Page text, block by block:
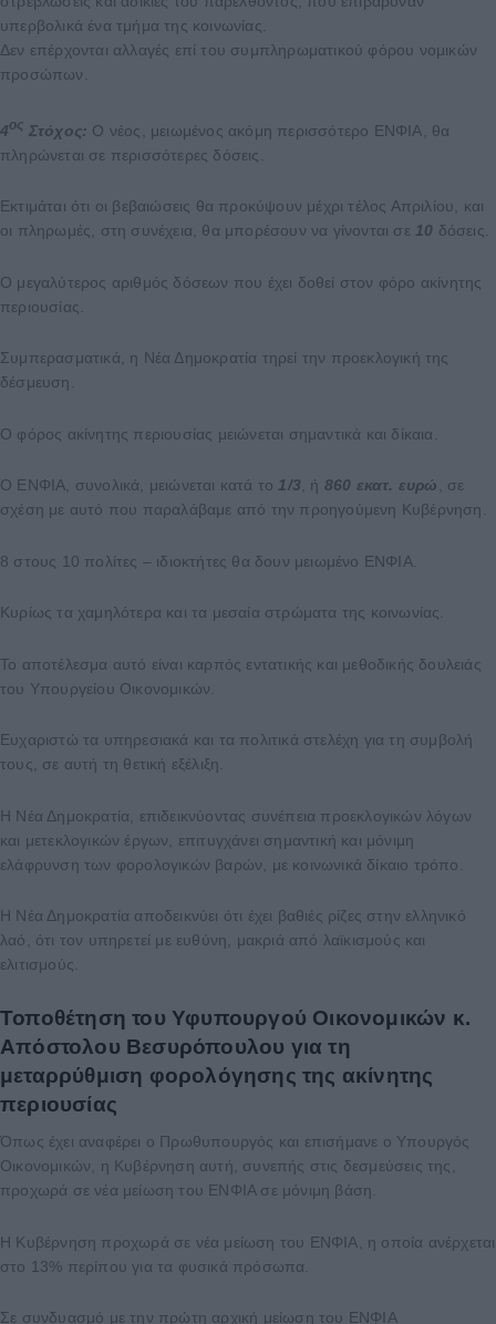
υπερβολικά ένα τμήμα της κοινωνίας.
Δεν επέρχονται αλλαγές επί του συμπληρωματικού φόρου νομικών
προσώπων.
4ος Στόχος: Ο νέος, μειωμένος ακόμη περισσότερο ΕΝΦΙΑ, θα
πληρώνεται σε περισσότερες δόσεις.
Εκτιμάται ότι οι βεβαιώσεις θα προκύψουν μέχρι τέλος Απριλίου, και
οι πληρωμές, στη συνέχεια, θα μπορέσουν να γίνονται σε 10 δόσεις.
Ο μεγαλύτερος αριθμός δόσεων που έχει δοθεί στον φόρο ακίνητης
περιουσίας.
Συμπερασματικά, η Νέα Δημοκρατία τηρεί την προεκλογική της
δέσμευση.
Ο φόρος ακίνητης περιουσίας μειώνεται σημαντικά και δίκαια.
Ο ΕΝΦΙΑ, συνολικά, μειώνεται κατά το 1/3 , ή 860 εκατ. ευρώ
, σε
σχέση με αυτό που παραλάβαμε από την προηγούμενη Κυβέρνηση.
8 στους 10 πολίτες – ιδιοκτήτες θα δουν μειωμένο ΕΝΦΙΑ.
Κυρίως τα χαμηλότερα και τα μεσαία στρώματα της κοινωνίας.
Το αποτέλεσμα αυτό είναι καρπός εντατικής και μεθοδικής δουλειάς
του Υπουργείου Οικονομικών.
Ευχαριστώ τα υπηρεσιακά και τα πολιτικά στελέχη για τη συμβολή
τους, σε αυτή τη θετική εξέλιξη.
Η Νέα Δημοκρατία, επιδεικνύοντας συνέπεια προεκλογικών λόγων
και μετεκλογικών έργων, επιτυγχάνει σημαντική και μόνιμη
ελάφρυνση των φορολογικών βαρών, με κοινωνικά δίκαιο τρόπο.
Η Νέα Δημοκρατία αποδεικνύει ότι έχει βαθιές ρίζες στην ελληνικό
λαό, ότι τον υπηρετεί με ευθύνη, μακριά από λαϊκισμούς και
ελιτισμούς.
Τοποθέτηση του Υφυπουργού Οικονομικών κ.
Απόστολου Βεσυρόπουλου για τη
μεταρρύθμιση φορολόγησης της ακίνητης
περιουσίας
Όπως έχει αναφέρει ο Πρωθυπουργός και επισήμανε ο Υπουργός
Οικονομικών, η Κυβέρνηση αυτή, συνεπής στις δεσμεύσεις της,
προχωρά σε νέα μείωση του ΕΝΦΙΑ σε μόνιμη βάση.
Η Κυβέρνηση προχωρά σε νέα μείωση του ΕΝΦΙΑ, η οποία ανέρχεται
στο 13% περίπου για τα φυσικά πρόσωπα.
Σε συνδυασμό με την πρώτη αρχική μείωση του ΕΝΦΙΑ